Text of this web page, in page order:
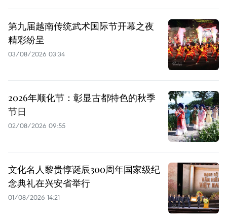
第九届越南传统武术国际节开幕之夜
精彩纷呈
03/08/2026 03:34
2026年顺化节：彰显古都特色的秋季
节日
02/08/2026 09:55
文化名人黎贵惇诞辰300周年国家级纪
念典礼在兴安省举行
01/08/2026 14:21